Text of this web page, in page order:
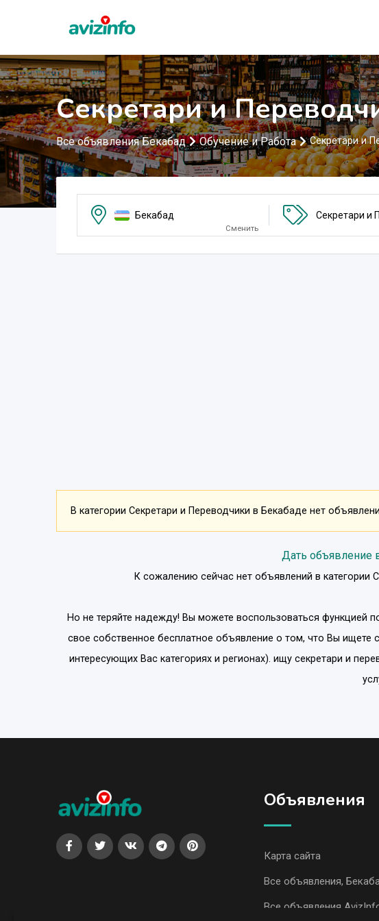
Секретари и
Все объявления Бекабад Обучение и Работа Секретари и
Бекабад
Сменить
Секретари и
В категории Секретари и Переводчики в Бекабаде нет
Дать объявление
К сожалению сейчас нет объявлений в категории
Но не теряйте надежду! Вы можете воспользоваться функцией
свое собственное бесплатное объявление о том, что Вы ищете
интересующих Вас категориях и регионах). ищу секретари и
Объявления
Карта сайта
Все объявления,
Все объявления